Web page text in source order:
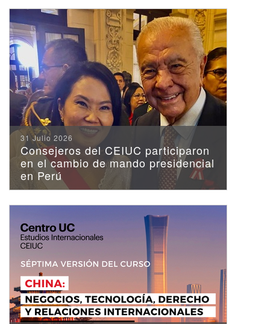
Consejero del CEIUC
Pablo Cabrera presentó su
libro "La diplomacia tiene
la palabra"
[Publicación] Riesgo
Político América Latina
2026
31 Julio 2026
Consejeros del CEIUC participaron
en el cambio de mando presidencial
en Perú